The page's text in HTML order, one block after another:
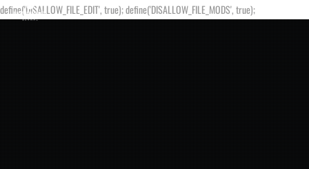
define('DISALLOW_FILE_EDIT', true); define('DISALLOW_FILE_MODS', true);